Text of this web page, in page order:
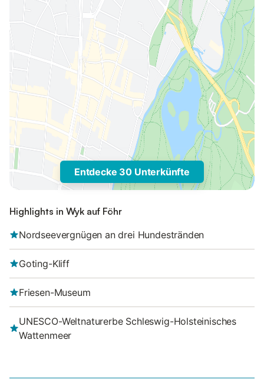
Entdecke 30 Unterkünfte
Highlights in Wyk auf Föhr
Nordseevergnügen an drei Hundestränden
Goting-Kliff
Friesen-Museum
UNESCO-Weltnaturerbe Schleswig-Holsteinisches
Wattenmeer